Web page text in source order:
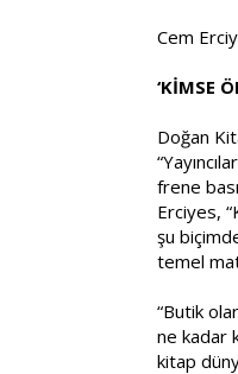
Cem
‘KİMSE
Doğan
frene
Erciyes,
şu
temel
“Butik
ne kadar
kitap